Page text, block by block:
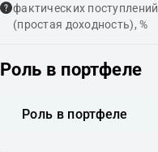
фактических поступлений
(простая доходность), %
Роль в портфеле
Роль в портфеле